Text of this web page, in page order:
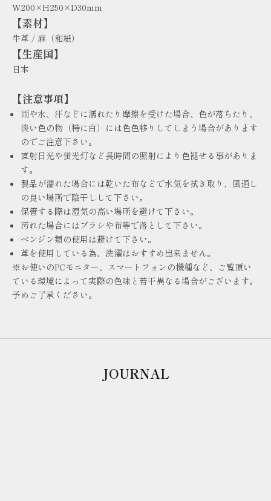
W200×H250×D30mm
【素材】
牛革 / 麻（和紙）
【生産国】
日本
【注意事項】
雨や水、汗などに濡れたり摩擦を受けた場合、色が落ちたり、
淡い色の物（特に白）には色色移りしてしまう場合があります
のでご注意下さい。
直射日光や蛍光灯など長時間の照射により色褪せる事がありま
す。
製品が濡れた場合には乾いた布などで水気を拭き取り、風通し
の良い場所で陰干しして下さい。
保管する際は湿気の高い場所を避けて下さい。
汚れた場合にはブラシや布等で落として下さい。
ベンジン類の使用は避けて下さい。
革を使用している為、洗濯はおすすめ出来ません。
※お使いのPCモニター、スマートフォンの機種など、ご覧頂い
ている環境によって実際の色味と若干異なる場合がございます。
予めご了承ください。
JOURNAL